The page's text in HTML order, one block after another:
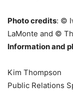
Photo credits: ©
LaMonte and ©
Information and
Kim Thompson
Public Relations